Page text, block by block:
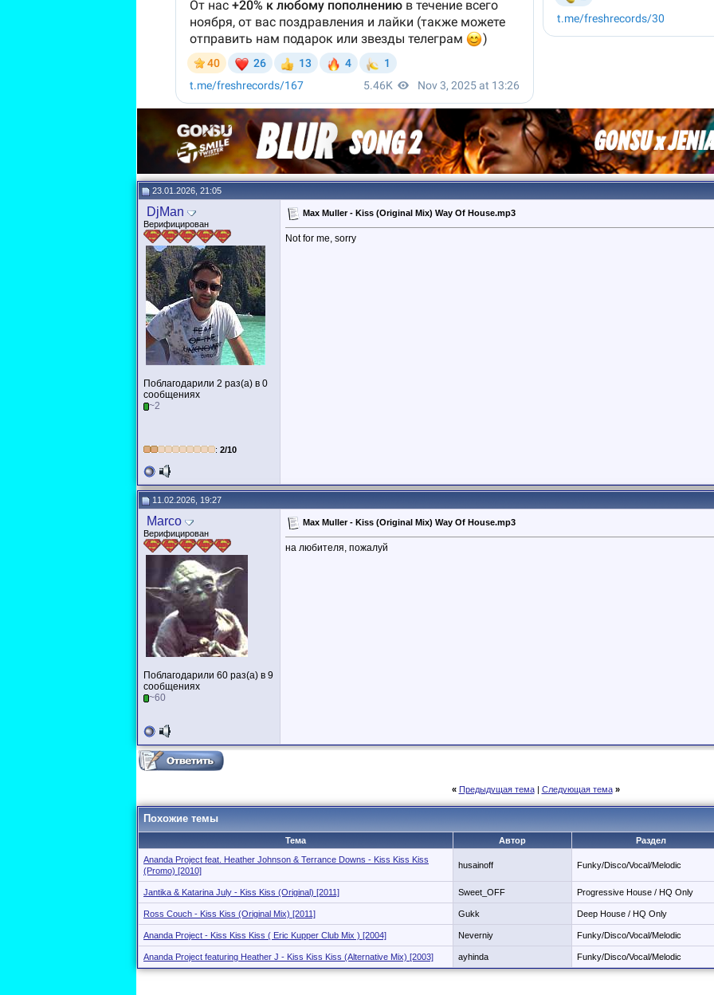
23.01.2026, 21:05
DjMan
Верифицирован
Поблагодарили 2 раз(а) в 0
сообщениях
~2
: 2/10
Max Muller - Kiss (Original Mix) Way Of House.mp3
Not for me, sorry
11.02.2026, 19:27
Marco
Верифицирован
Поблагодарили 60 раз(а) в 9
сообщениях
~60
Max Muller - Kiss (Original Mix) Way Of House.mp3
на любителя, пожалуй
« Предыдущая тема| Следующая тема »
Похожие темы
Тема Автор
Раздел
Ananda Project feat. Heather Johnson & Terrance Downs - Kiss Kiss Kiss
(Promo) [2010]
husainoff Funky/Disco/Vocal/Melodic
Jantika & Katarina July - Kiss Kiss (Original) [2011] Sweet_OFF Progressive House / HQ Only
Ross Couch - Kiss Kiss (Original Mix) [2011] Gukk Deep House / HQ Only
Ananda Project - Kiss Kiss Kiss ( Eric Kupper Club Mix ) [2004] Neverniy Funky/Disco/Vocal/Melodic
Ananda Project featuring Heather J - Kiss Kiss Kiss (Alternative Mix) [2003] ayhinda Funky/Disco/Vocal/Melodic